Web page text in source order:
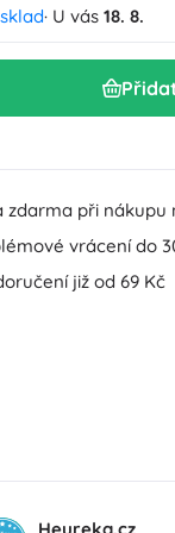
Doplňky na WC
Doplňky k vaně
· U vás 18. 8.
zdarma při nákupu
vrácení do
již od 69 Kč